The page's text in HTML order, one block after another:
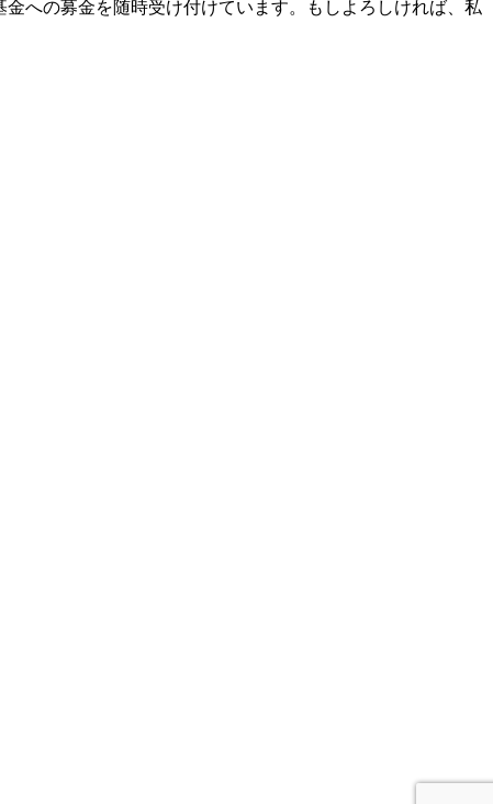
への募金を随時受け付けています。もしよろしければ、私